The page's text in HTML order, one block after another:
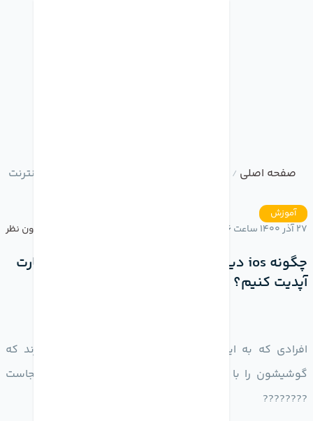
صفحه اصلی /
آموزش
27 آذر 1400 ساعت 14:36 بدون نظر
چگونه ios دیوایس هایمان را با اینترنت سیم کارت
آپدیت کنیم؟
افرادی که به اینترنت Wi-Fi دسترسی ندارند و نیاز دارند که
گوشیشون را با اینترنت خطشون آپدیت کنند راه حل اینجاست
????????